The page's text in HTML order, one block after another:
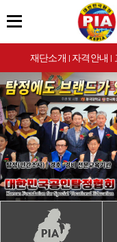
재단소개 | 자격안내 |